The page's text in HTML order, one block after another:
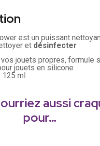
est un puissant
et désinfecter
jouets propres, formule
jouets en silicone
125 ml
aussi
pour…